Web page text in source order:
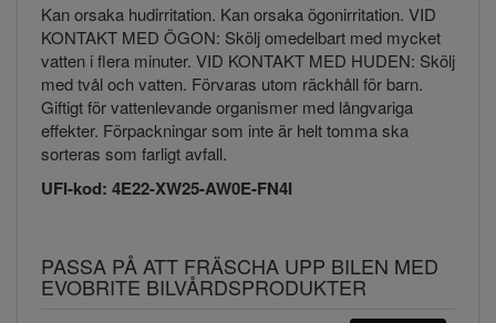
Kan orsaka hudirritation. Kan orsaka ögonirritation. VID
KONTAKT MED ÖGON: Skölj omedelbart med mycket
vatten i flera minuter. VID KONTAKT MED HUDEN: Skölj
med tvål och vatten. Förvaras utom räckhåll för barn.
Giftigt för vattenlevande organismer med långvariga
effekter. Förpackningar som inte är helt tomma ska
sorteras som farligt avfall.
UFI-kod: 4E22-XW25-AW0E-FN4I
PASSA PÅ ATT FRÄSCHA UPP BILEN MED
EVOBRITE BILVÅRDSPRODUKTER